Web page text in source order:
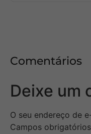
Comentários
Deixe um
O seu endereço de
Campos